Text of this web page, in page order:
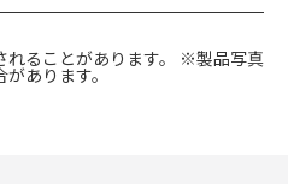
ることがあります。 ※製品写真
あります。